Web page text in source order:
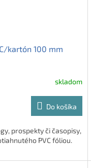
kartón 100 mm
skladom
Do košíka
prospekty či časopisy,
PVC fóliou.